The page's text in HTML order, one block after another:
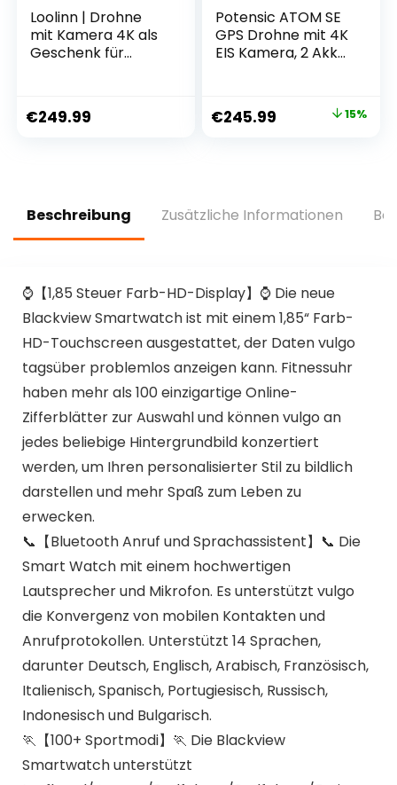
Loolinn | Drohne
mit Kamera 4K als
Geschenk für
Akkus, 40 Minuten
Flugzeit, 4K UHD
en, Unter 250g –
Geschenkidee
€249.99
Potensic ATOM SE
GPS Drohne mit 4K
EIS Kamera, 2 Akkus
4KM FPV
Übertragung,
Anfänger
€245.99 15%
Beschreibung Zusätzliche Informationen
⌚【1,85 Steuer Farb-HD-Display】⌚ Die neue
Blackview Smartwatch ist mit einem 1,85“ Farb-
HD-Touchscreen ausgestattet, der Daten vulgo
tagsüber problemlos anzeigen kann. Fitnessuhr
haben mehr als 100 einzigartige Online-
Zifferblätter zur Auswahl und können vulgo an
jedes beliebige Hintergrundbild konzertiert
werden, um Ihren personalisierter Stil zu bildlich
darstellen und mehr Spaß zum Leben zu
erwecken.
📞【Bluetooth Anruf und Sprachassistent】📞 Die
Smart Watch mit einem hochwertigen
Lautsprecher und Mikrofon. Es unterstützt vulgo
die Konvergenz von mobilen Kontakten und
Anrufprotokollen. Unterstützt 14 Sprachen,
darunter Deutsch, Englisch, Arabisch, Französisch,
Italienisch, Spanisch, Portugiesisch, Russisch,
Indonesisch und Bulgarisch.
🏃【100+ Sportmodi】🏃 Die Blackview
Smartwatch unterstützt